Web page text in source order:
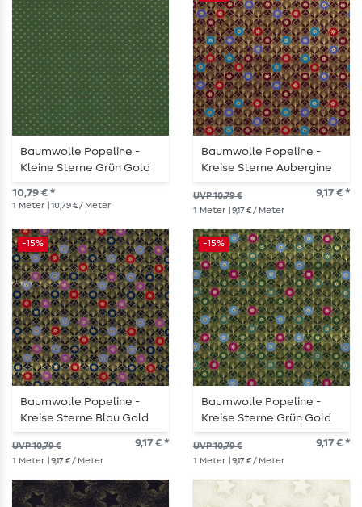
Baumwolle Popeline -
Kleine Sterne Grün Gold
10,79 € *
1 Meter | 10,79 € / Meter
Baumwolle Popeline -
Kreise Sterne Aubergine
Gold
UVP 10,79 € 9,17 € *
1 Meter | 9,17 € / Meter
-15%
Baumwolle Popeline -
Kreise Sterne Blau Gold
UVP 10,79 € 9,17 € *
1 Meter | 9,17 € / Meter
-15%
Baumwolle Popeline -
Kreise Sterne Grün Gold
UVP 10,79 € 9,17 € *
1 Meter | 9,17 € / Meter